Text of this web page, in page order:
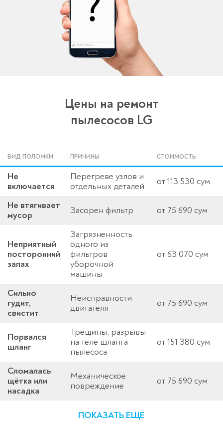
Цены на ремонт
пылесосов LG
ВИД ПОЛОМКИ ПРИЧИНЫ СТОИМОСТЬ
Не
включается
Перегреве узлов и
отдельных деталей
от 113 530 сум
Не втягивает
мусор
Засорен фильтр от 75 690 сум
Неприятный
посторонний
запах
Загрязненность
одного из
фильтров
уборочной
машины
от 63 070 сум
Сильно
гудит,
свистит
Неисправности
двигателя
от 75 690 сум
Порвался
шланг
Трещины, разрывы
на теле шланга
пылесоса
от 151 380 сум
Сломалась
щётка или
насадка
Механическое
повреждение
от 75 690 сум
ПОКАЗАТЬ ЕЩЕ